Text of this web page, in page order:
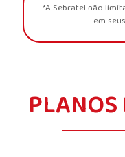
*A Sebratel não
em